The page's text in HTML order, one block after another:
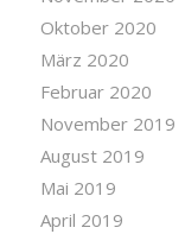
Oktober 2020
März 2020
Februar 2020
November 2019
August 2019
Mai 2019
April 2019